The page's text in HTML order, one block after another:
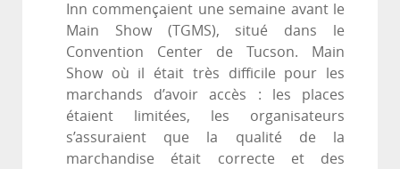
Inn commençaient une semaine avant le
Main Show (TGMS), situé dans le
Convention Center de Tucson. Main
Show où il était très difficile pour les
marchands d’avoir accès : les places
étaient limitées, les organisateurs
s’assuraient que la qualité de la
marchandise était correcte et des